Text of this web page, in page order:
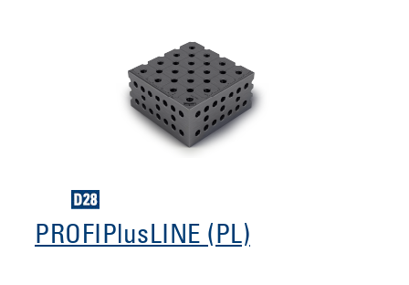
PROFIPlusLINE (PL)